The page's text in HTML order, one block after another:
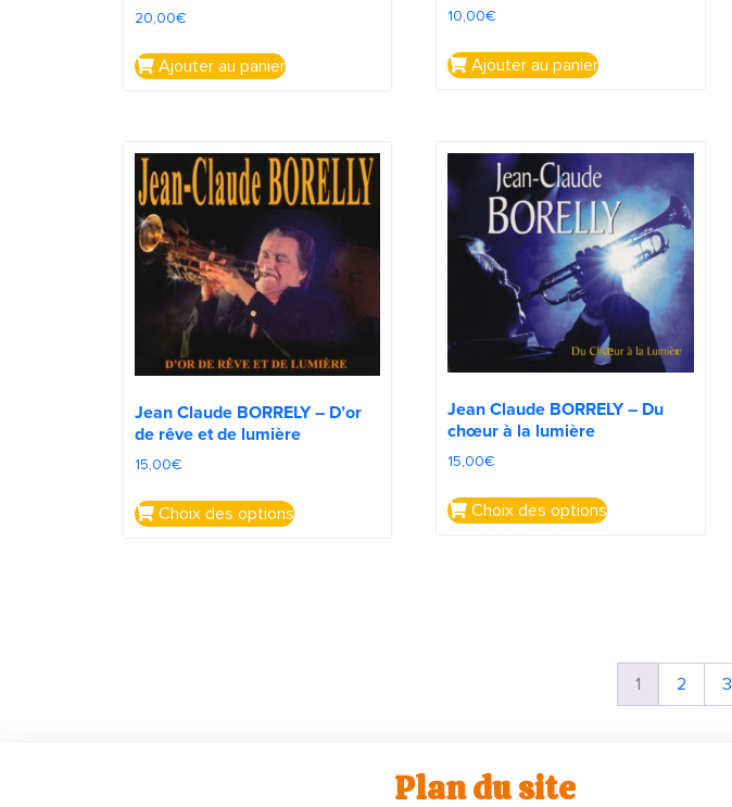
20,00€
Ajouter au panier
10,00€
Ajouter au panier
Jean Claude BORRELY – D’or
de rêve et de lumière
15,00€
Choix des options
Jean Claude BORRELY – Du
chœur à la lumière
15,00€
Choix des options
1 2 3
Plan du site